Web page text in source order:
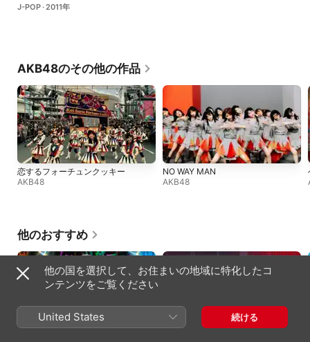
J-POP · 2011年
AKB48のその他の作品
恋するフォーチュンクッキー
AKB48
NO WAY MAN
AKB48
他のおすすめ
他の国を選択して、お住まいの地域に特化したコ
ンテンツをご覧ください
United States 続ける